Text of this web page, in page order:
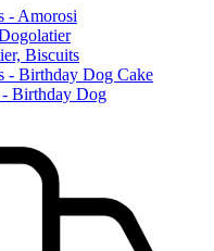
- Amorosi
Biscuits
- Birthday Dog Cake
Birthday Dog